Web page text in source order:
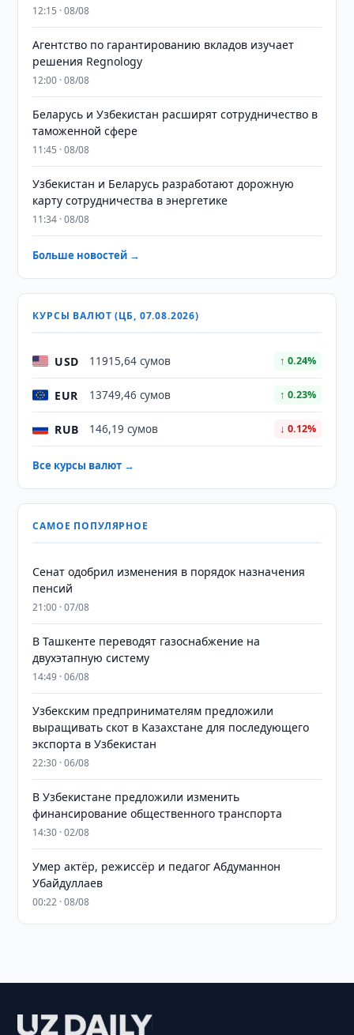
12:15 · 08/08
Агентство по гарантированию вкладов изучает
решения Regnology
12:00 · 08/08
Беларусь и Узбекистан расширят сотрудничество в
таможенной сфере
11:45 · 08/08
Узбекистан и Беларусь разработают дорожную
карту сотрудничества в энергетике
11:34 · 08/08
Больше новостей →
КУРСЫ ВАЛЮТ (ЦБ, 07.08.2026)
USD 11915,64 сумов ↑ 0.24%
EUR 13749,46 сумов ↑ 0.23%
RUB 146,19 сумов ↓ 0.12%
Все курсы валют →
САМОЕ ПОПУЛЯРНОЕ
Сенат одобрил изменения в порядок назначения
пенсий
21:00 · 07/08
В Ташкенте переводят газоснабжение на
двухэтапную систему
14:49 · 06/08
Узбекским предпринимателям предложили
выращивать скот в Казахстане для последующего
экспорта в Узбекистан
22:30 · 06/08
В Узбекистане предложили изменить
финансирование общественного транспорта
14:30 · 02/08
Умер актёр, режиссёр и педагог Абдуманнон
Убайдуллаев
00:22 · 08/08